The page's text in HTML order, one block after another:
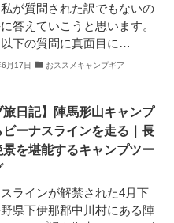
が質問された訳でもないの
答えていこうと思います。
下の質問に真面目に…
月17日 おススメキャンプギア
旅日記】陣馬形山キャンプ
ビーナスラインを走る｜長
景を堪能するキャンプツー
ラインが解禁された4月下
県下伊那郡中川村にある陣